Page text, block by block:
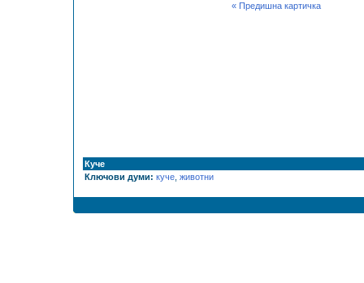
« Предишна картичка
Куче
Ключови думи: куче животни